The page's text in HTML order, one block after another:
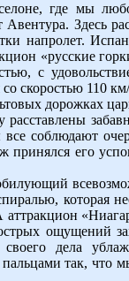
где мы
Здесь
напролет.
«русские
с
скоростью 110
дорожках
расставлены
соблюдают
его
которая
ощущений
дела
так, что